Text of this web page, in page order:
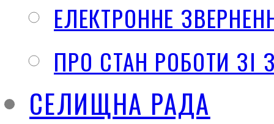
ЕЛЕКТРОННЕ
ПРО СТАН РОБОТИ
СЕЛИЩНА РАДА